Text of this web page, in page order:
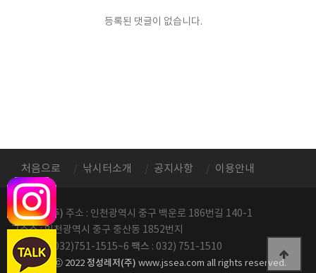
등록된 댓글이 없습니다.
처음으로 낚시터소개 공지사항 이용안내
정성레저(주) 주소 : 인천광역시 중구 백운로 186번길 140-1
구주소 : 인천광역시 중구 중산동 1852번지
전화번호: 032)751-1515~6 팩스 : 032) 751-1510
copyright ⓒ 2022 정성레저(주) www.jssea.com all rights reserved.